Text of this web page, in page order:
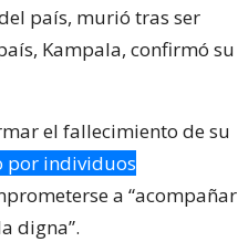
país, murió tras ser
Kampala, confirmó su
el fallecimiento de su
por individuos
a “acompañar
digna”.